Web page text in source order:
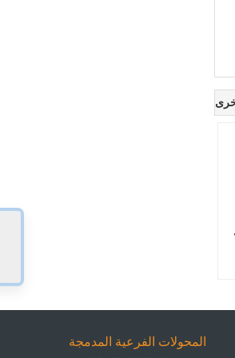
المحولات الفرعية المدمجة